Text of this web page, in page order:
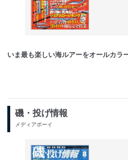
いま最も楽しい海ルアーをオールカラ
磯・投げ情報
メディアボーイ